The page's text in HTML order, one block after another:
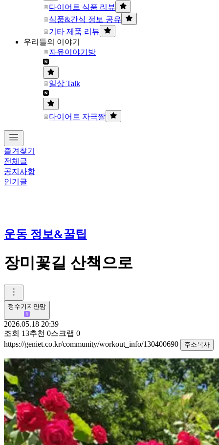
다이어트 식품 리뷰
식품&간식 정보 공유
기타 제품 리뷰
우리들의 이야기
자유이야기방
일상 Talk
다이어트 자극짤
즐겨찾기
전체글
공지사항
인기글
운동 정보&꿀팁
장미꽃길 산책으로
정수기지안맘
2026.05.18 20:39
조회 13추천 0스크랩 0
https://geniet.co.kr/community/workout_info/130400690
주소복사